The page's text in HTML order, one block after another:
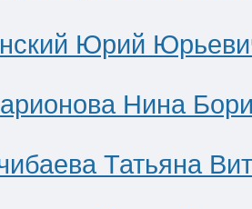
Юрий
Нина
Татьяна